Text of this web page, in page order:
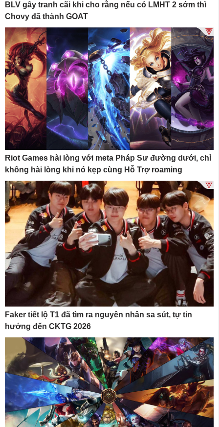
BLV gây tranh cãi khi cho rằng nếu có LMHT 2 sớm thì
Chovy đã thành GOAT
Riot Games hài lòng với meta Pháp Sư đường dưới, chỉ
không hài lòng khi nó kẹp cùng Hỗ Trợ roaming
Faker tiết lộ T1 đã tìm ra nguyên nhân sa sút, tự tin
hướng đến CKTG 2026